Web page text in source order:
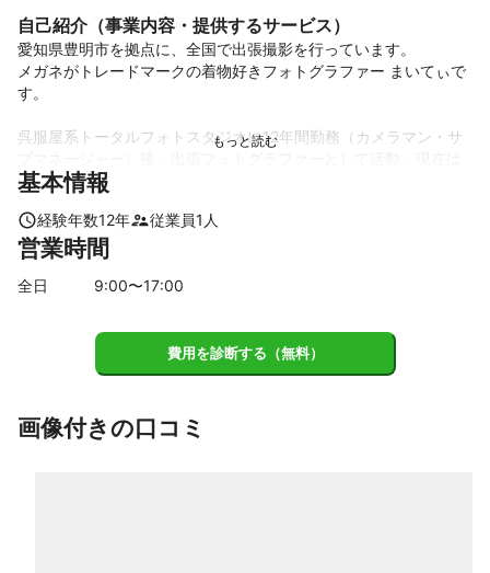
自己紹介（事業内容・提供するサービス）
愛知県豊明市を拠点に、全国で出張撮影を行っています。
メガネがトレードマークの着物好きフォトグラファー まいてぃで
す。
呉服屋系トータルフォトスタジオに12年間勤務（カメラマン・サ
成人式前撮りをはじめ、七五三・卒業式・お宮参り・家族写真な
各地で年間200組以上の実績があります。
に写します。自然な表情も、きちんと作り込んだ美しさも、その
ご案内いたします。
撮影の日は慌ただしくても、
「ちゃんと残しておいてよかった」
と思えるお写真をお届けします。
基本情報
経験年数12年 従業員1 人
営業時間
全日 9:00〜17:00
費用を診断する（無料）
画像付きの口コミ